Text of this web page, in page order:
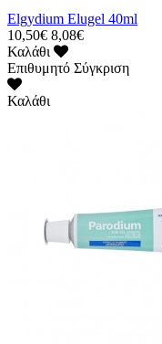
Elgydium Elugel 40ml
10,50€ 8,08€
Καλάθι
Επιθυμητό Σύγκριση
Καλάθι